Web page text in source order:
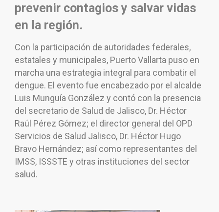
prevenir contagiosy salvar vidas
en la región.
Con la participación de autoridades federales,
estatales y municipales, Puerto Vallarta puso en
marcha una estrategia integral para combatir el
dengue. El evento fue encabezado por el alcalde
Luis Munguía González y contó con la presencia
del secretario de Salud de Jalisco, Dr. Héctor
Raúl Pérez Gómez; el director general del OPD
Servicios de Salud Jalisco, Dr. Héctor Hugo
Bravo Hernández; así como representantes del
IMSS, ISSSTE y otras instituciones del sector
salud.